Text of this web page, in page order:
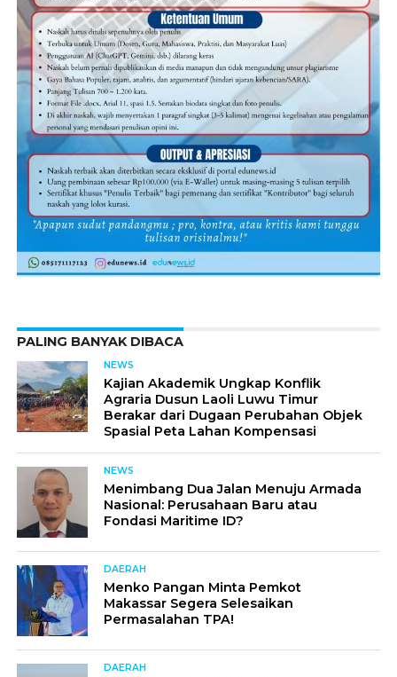
PALING BANYAK DIBACA
NEWS
Kajian Akademik Ungkap Konflik
Agraria Dusun Laoli Luwu Timur
Berakar dari Dugaan Perubahan Objek
Spasial Peta Lahan Kompensasi
NEWS
Menimbang Dua Jalan Menuju Armada
Nasional: Perusahaan Baru atau
Fondasi Maritime ID?
DAERAH
Menko Pangan Minta Pemkot
Makassar Segera Selesaikan
Permasalahan TPA!
DAERAH